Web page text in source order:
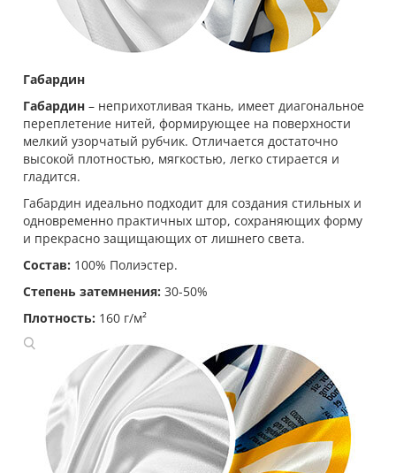
Габардин
Габардин – неприхотливая ткань, имеет диагональное
переплетение нитей, формирующее на поверхности
мелкий узорчатый рубчик. Отличается достаточно
высокой плотностью, мягкостью, легко стирается и
гладится.
Габардин идеально подходит для создания стильных и
одновременно практичных штор, сохраняющих форму
и прекрасно защищающих от лишнего света.
Состав: 100% Полиэстер.
Степень затемнения: 30-50%
Плотность: 160 г/м²